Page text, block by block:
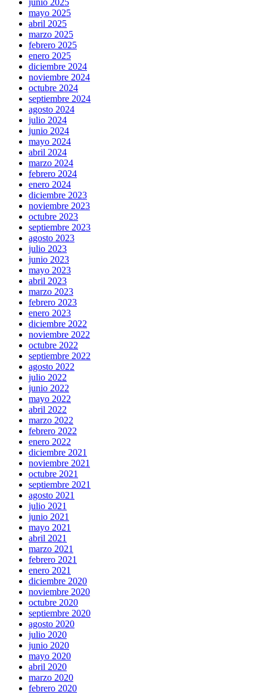
junio 2025
mayo 2025
abril 2025
marzo 2025
febrero 2025
enero 2025
diciembre 2024
noviembre 2024
octubre 2024
septiembre 2024
agosto 2024
julio 2024
junio 2024
mayo 2024
abril 2024
marzo 2024
febrero 2024
enero 2024
diciembre 2023
noviembre 2023
octubre 2023
septiembre 2023
agosto 2023
julio 2023
junio 2023
mayo 2023
abril 2023
marzo 2023
febrero 2023
enero 2023
diciembre 2022
noviembre 2022
octubre 2022
septiembre 2022
agosto 2022
julio 2022
junio 2022
mayo 2022
abril 2022
marzo 2022
febrero 2022
enero 2022
diciembre 2021
noviembre 2021
octubre 2021
septiembre 2021
agosto 2021
julio 2021
junio 2021
mayo 2021
abril 2021
marzo 2021
febrero 2021
enero 2021
diciembre 2020
noviembre 2020
octubre 2020
septiembre 2020
agosto 2020
julio 2020
junio 2020
mayo 2020
abril 2020
marzo 2020
febrero 2020